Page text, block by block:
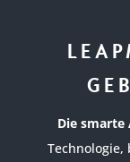
Die